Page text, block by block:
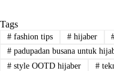
Tags
#fashion tips #hijaber
#padupadan busana untuk
#style OOTD hijaber #